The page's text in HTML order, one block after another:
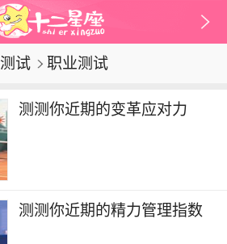
试 职业测试
测测你近期的变革应对力
测测你近期的精力管理指数